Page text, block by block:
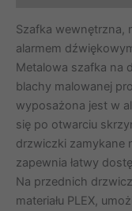
Szafka wewnętrzna,
alarmem
Metalowa szafka na
blachy malowanej
wyposażona jest w
się po otwarciu
drzwiczki zamykane
zapewnia łatwy
Na przednich
materiału PLEX,